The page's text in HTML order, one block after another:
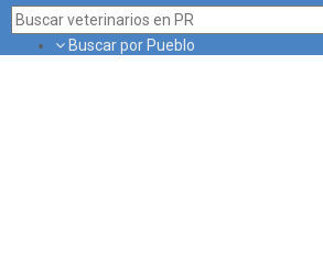
Buscar por Pueblo